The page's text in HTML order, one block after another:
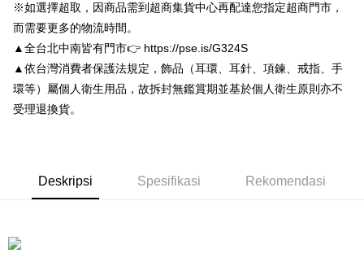
AFTEE.
5. Tiada bayaran diperlukan apabila anda menerima produk. Sila buat
dalam talian dengan SMS pembayaran atau pemberitahuan tolak aplikasi
AFTEE.
Sila ambil perhatian bahawa tempoh pembayaran adalah 14 hari. Walau
bagaimanapun, bagi mereka yang telah memuat turun Aplikasi AFTEE
ditambah dengan bilangan hari yang boleh dilanjutkan oleh AFTEE. Anda
boleh melanjutkan tempoh pembayaran anda sebelum anda menerima
prapesanan atau produk yang mungkin mengambil masa yang lebih
NT$3,000 atau lebih
NT$80/pesanan | Penghantaran percuma untuk pesanan
NT$3,000 atau lebih
宅配
離島宅配
海外宅配
※如選擇超取，因商品需到超商集貨中心再配達您指定超商門市，
而需要更多的物流時間。
▲全台北中南皆有門市👉 https://pse.is/G324S
▲依台灣消費者保護法規定，飾品（耳環、耳針、項鍊、戒指、手
環等）屬個人衛生用品，故拆封無鑑賞期並基於個人衛生原則亦不
受理退換貨。
Deskripsi Spesifikasi Rekomendasi